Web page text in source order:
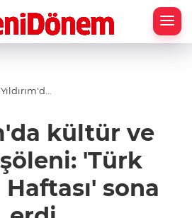
Yıldırım'da
şöleni:
'Türk
Haftası'
sona erdi
kültür ve
'Türk
sona